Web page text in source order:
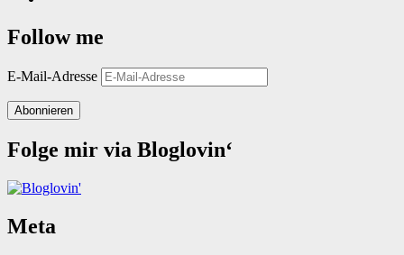
Follow me
E-Mail-Adresse
Abonnieren
Folge mir via Bloglovin‘
Meta